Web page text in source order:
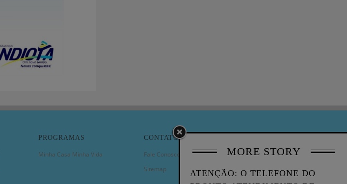
MORE STORY
ATENÇÃO: O TELEFONE DO
PROGRAMAS
Minha Casa Minha Vida
CONTATO
Fale Conosco
Sitemap